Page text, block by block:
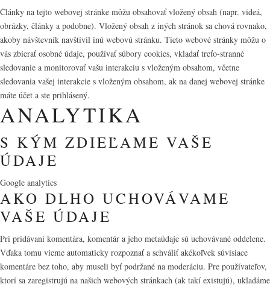
Články na tejto webovej stránke môžu obsahovať vložený obsah (napr. videá,
obrázky, články a podobne). Vložený obsah z iných stránok sa chová rovnako,
akoby návštevník navštívil inú webovú stránku. Tieto webové stránky môžu o
vás zbierať osobné údaje, používať súbory cookies, vkladať treťo-stranné
sledovanie a monitorovať vašu interakciu s vloženým obsahom, včetne
sledovania vašej interakcie s vloženým obsahom, ak na danej webovej stránke
máte účet a ste prihlásený.
ANALYTIKA
S KÝM ZDIEĽAME VAŠE
ÚDAJE
Google analytics
AKO DLHO UCHOVÁVAME
VAŠE ÚDAJE
Pri pridávaní komentára, komentár a jeho metaúdaje sú uchovávané oddelene.
Vďaka tomu vieme automaticky rozpoznať a schváliť akékoľvek súvisiace
komentáre bez toho, aby museli byť podržané na moderáciu. Pre používateľov,
ktorí sa zaregistrujú na našich webových stránkach (ak takí existujú), ukladáme